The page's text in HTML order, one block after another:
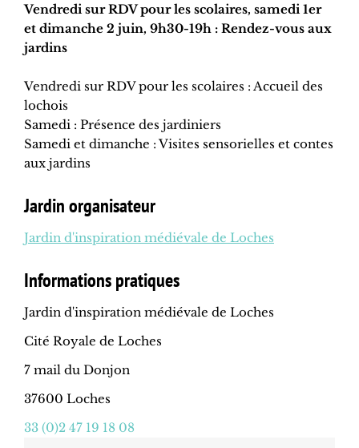
Vendredi sur RDV pour les scolaires, samedi 1er
et dimanche 2 juin, 9h30-19h : Rendez-vous aux
jardins
Vendredi sur RDV pour les scolaires : Accueil des
lochois
Samedi : Présence des jardiniers
Samedi et dimanche : Visites sensorielles et contes
aux jardins
Jardin organisateur
Jardin d'inspiration médiévale de Loches
Informations pratiques
Jardin d'inspiration médiévale de Loches
Cité Royale de Loches
7 mail du Donjon
37600 Loches
33 (0)2 47 19 18 08